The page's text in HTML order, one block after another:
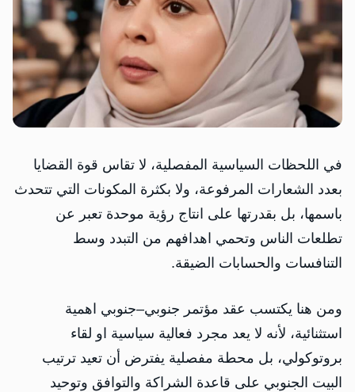
في اللحظات السياسية المفصلية، لا تقاس قوة القضايا
بعدد الشعارات المرفوعة، ولا بكثرة المكونات التي تتحدث
باسمها، بل بقدرتها على انتاج رؤية موحدة تعبر عن
تطلعات الناس وتحمي اهدافهم من التبدد وسط
التنافسات والحسابات الضيقة.
ومن هنا يكتسب عقد مؤتمر جنوبي–جنوبي اهمية
استثنائية، لأنه لا يعد مجرد فعالية سياسية او لقاء
بروتوكولي، بل محطة مفصلية يفترض أن تعيد ترتيب
البيت الجنوبي على قاعدة الشراكة والتوافق وتوحيد